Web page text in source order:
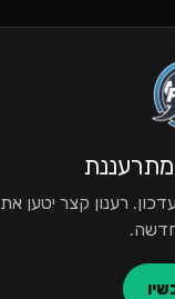
רענון קצר יטען את